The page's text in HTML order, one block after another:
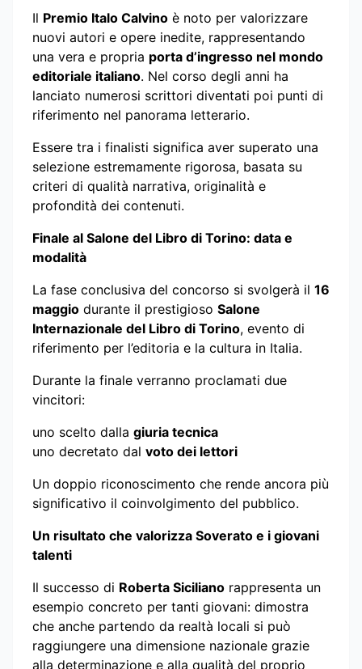
Il Premio Italo Calvino è noto per valorizzare
nuovi autori e opere inedite, rappresentando
una vera e propria porta d’ingresso nel mondo
editoriale italiano. Nel corso degli anni ha
lanciato numerosi scrittori diventati poi punti di
riferimento nel panorama letterario.
Essere tra i finalisti significa aver superato una
selezione estremamente rigorosa, basata su
criteri di qualità narrativa, originalità e
profondità dei contenuti.
Finale al Salone del Libro di Torino: data e
modalità
La fase conclusiva del concorso si svolgerà il 16
maggio durante il prestigioso Salone
Internazionale del Libro di Torino, evento di
riferimento per l’editoria e la cultura in Italia.
Durante la finale verranno proclamati due
vincitori:
uno scelto dalla giuria tecnica
uno decretato dal voto dei lettori
Un doppio riconoscimento che rende ancora più
significativo il coinvolgimento del pubblico.
Un risultato che valorizza Soverato e i giovani
talenti
Il successo di Roberta Siciliano rappresenta un
esempio concreto per tanti giovani: dimostra
che anche partendo da realtà locali si può
raggiungere una dimensione nazionale grazie
alla determinazione e alla qualità del proprio